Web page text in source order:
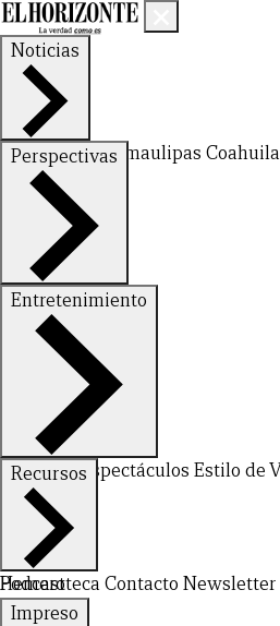
Noticias
Nuevo LeónTamaulipas Coahuila
Perspectivas
FinanzasOpinión
Entretenimiento
DeportesEspectáculos Estilo de
Recursos
Hemeroteca Contacto Newsletter
Podcast
Impreso